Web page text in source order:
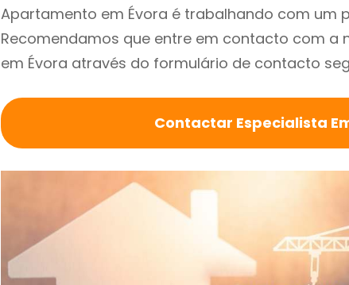
Apartamento em Évora é trabalhando com um
Recomendamos que entre em contacto com a
em Évora através do formulário de contacto
Contactar Especialista